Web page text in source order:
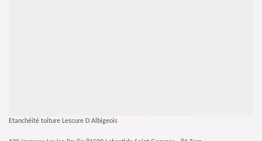
Etanchéité toiture Lescure D Albigeois